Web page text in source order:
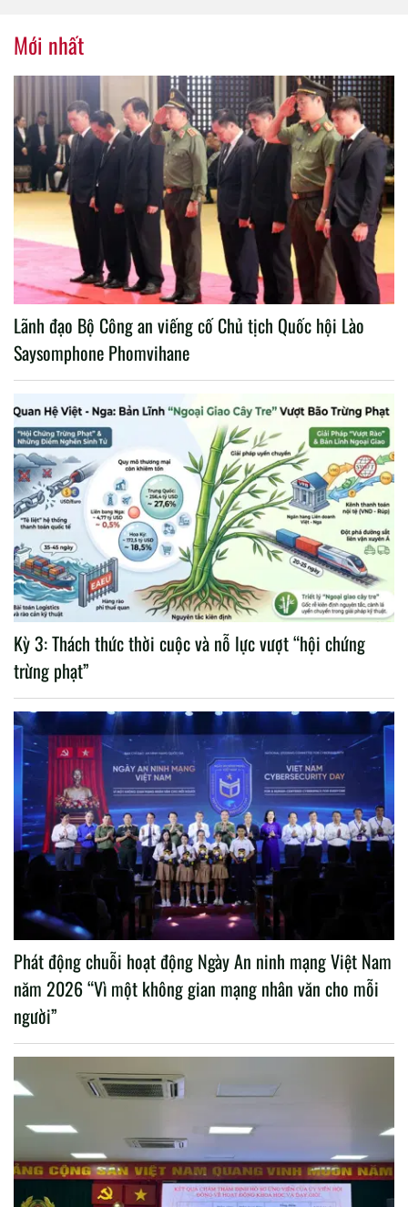
Mới nhất
Lãnh đạo Bộ Công an viếng cố Chủ tịch Quốc hội Lào
Saysomphone Phomvihane
Kỳ 3: Thách thức thời cuộc và nỗ lực vượt “hội chứng
trừng phạt”
Phát động chuỗi hoạt động Ngày An ninh mạng Việt Nam
năm 2026 “Vì một không gian mạng nhân văn cho mỗi
người”